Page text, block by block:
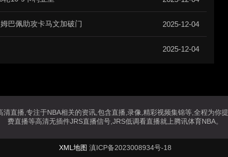
巴佩助攻卡马文加破门 2025-12-04
2025-12-04
直播,专注于NBA相关的资讯,包含直播,录像,精彩视频集锦等,全程为你
费直播等高清无插件JRS直播信号,JRS低调看直播就上腾讯体育NBA。
XML地图 滇ICP备2023008934号-18